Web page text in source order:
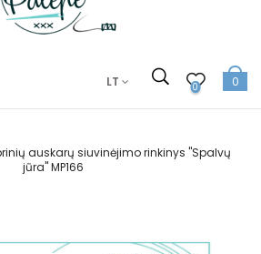
LT 0 0
auskarų siuvinėjimo rinkinys "Spalvų
jūra" MP166